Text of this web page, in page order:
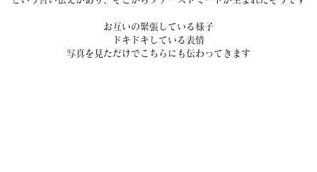
お互いの緊張している様子
ドキドキしている表情
写真を見ただけでこちらにも伝わってきます